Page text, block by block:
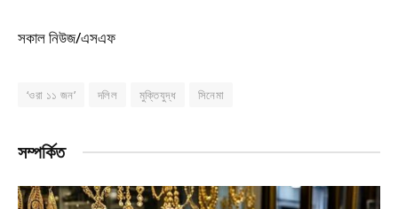
সকাল নিউজ/এসএফ
‘ওরা ১১ জন’ দলিল মুক্তিযুদ্ধ সিনেমা
সম্পর্কিত